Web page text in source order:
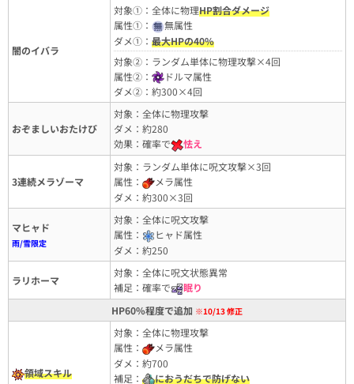
闇のイバラ
対象①：全体に物理HP割合ダメージ
属性①：
無属性
ダメ①： 最大HPの40%
対象②：ランダム単体に物理攻撃×4回
属性②：
ドルマ属性
ダメ②：約300×4回
おぞましいおたけび
対象：全体に物理攻撃
ダメ：約280
効果：確率で
怯え
3連続メラゾーマ
対象：ランダム単体に呪文攻撃×3回
属性：
メラ属性
ダメ：約300×3回
マヒャド
雨/雪限定
対象：全体に呪文攻撃
属性：
ヒャド属性
ダメ：約250
ラリホーマ
対象：全体に呪文状態異常
補足：確率で
眠り
HP60%程度で追加 ※10/13 修正
領域スキル
対象：全体に物理攻撃
属性：
メラ属性
ダメ：約700
補足：
におうだちで防げない